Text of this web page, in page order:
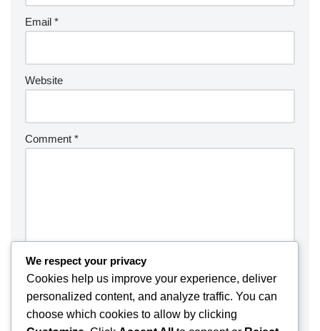
Email *
Website
Comment *
We respect your privacy
Cookies help us improve your experience, deliver
personalized content, and analyze traffic. You can
choose which cookies to allow by clicking